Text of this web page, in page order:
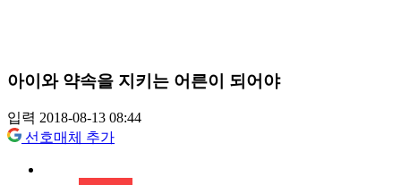
아이와 약속을 지키는 어른이 되어야
입력 2018-08-13 08:44
선호매체 추가